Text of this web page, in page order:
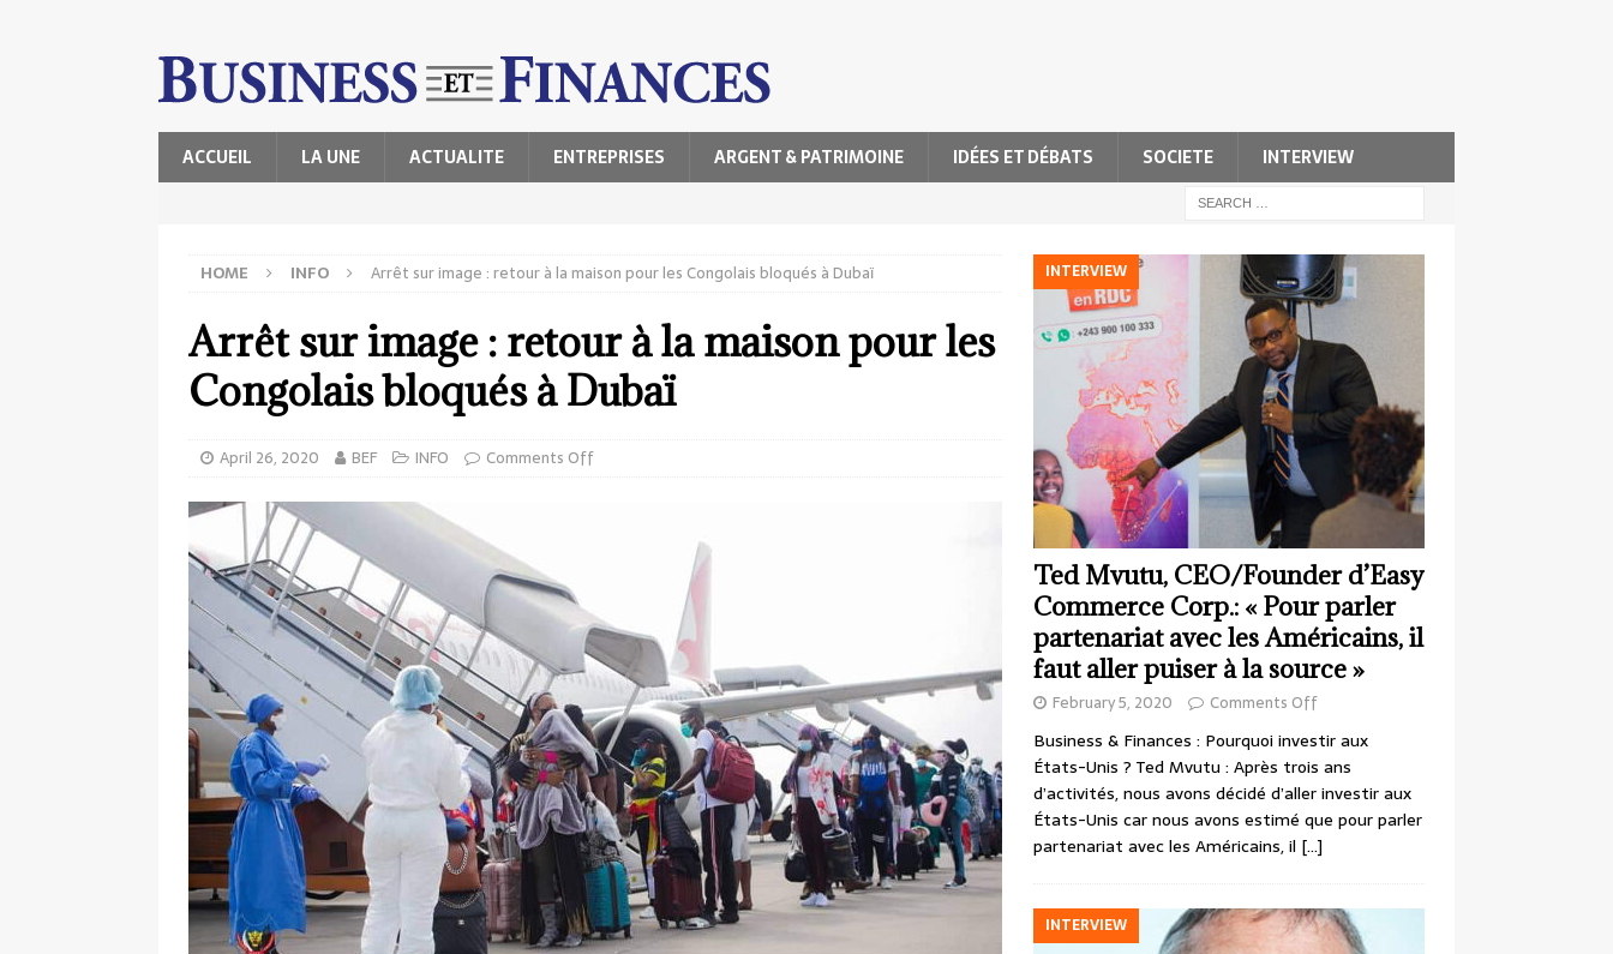
ACCUEIL LA UNE ACTUALITE ENTREPRISES ARGENT & PATRIMOINE IDÉES ET DÉBATS SOCIETE INTERVIEW
HOME INFO Arrêt sur image : retour à la maison pour les Congolais bloqués à Dubaï
Arrêt sur image : retour à la maison pour les
Congolais bloqués à Dubaï
April 26, 2020 BEF INFO Comments Off
INTERVIEW
Ted Mvutu, CEO/Founder d’Easy
Commerce Corp.: « Pour parler
partenariat avec les Américains, il
faut aller puiser à la source »
February 5, 2020 Comments Off
Business & Finances : Pourquoi investir aux
États-Unis ? Ted Mvutu : Après trois ans
d’activités, nous avons décidé d’aller investir aux
États-Unis car nous avons estimé que pour parler
partenariat avec les Américains, il […]
INTERVIEW